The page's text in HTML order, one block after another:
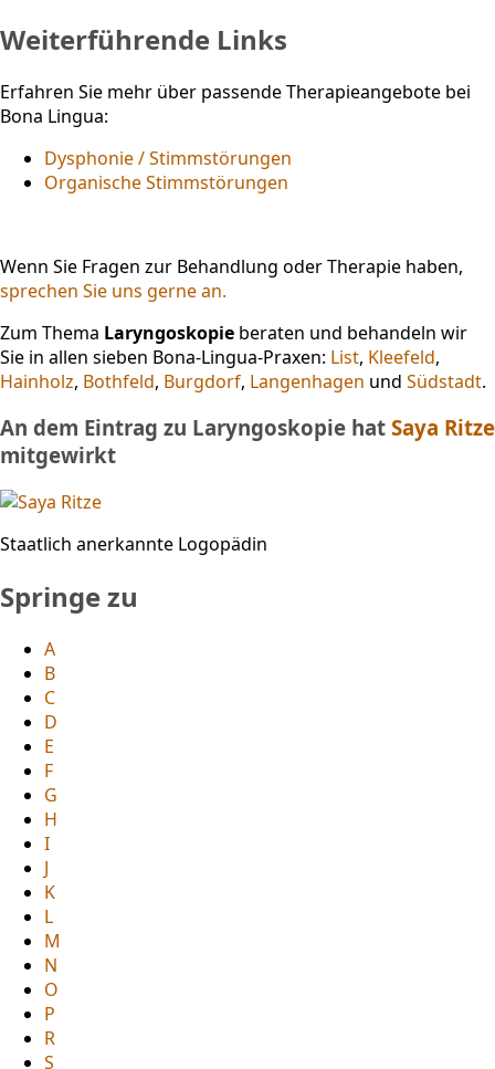
Weiterführende Links
Erfahren Sie mehr über passende Therapieangebote bei
Bona Lingua:
Dysphonie / Stimmstörungen
Organische Stimmstörungen
Wenn Sie Fragen zur Behandlung oder Therapie haben,
sprechen Sie uns gerne an.
Zum Thema Laryngoskopie beraten und behandeln wir
Sie in allen sieben Bona-Lingua-Praxen: List, Kleefeld,
Hainholz, Bothfeld, Burgdorf, Langenhagen und Südstadt.
An dem Eintrag zu Laryngoskopie hat Saya Ritze
mitgewirkt
Staatlich anerkannte Logopädin
Springe zu
A
B
C
D
E
F
G
H
I
J
K
L
M
N
O
P
R
S